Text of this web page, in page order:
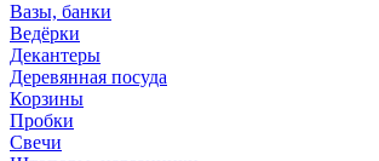
Вазы, банки
Ведёрки
Декантеры
Деревянная посуда
Корзины
Пробки
Свечи